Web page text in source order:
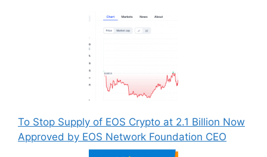
To Stop Supply of EOS Crypto at 2.1 Billion Now
Approved by EOS Network Foundation CEO